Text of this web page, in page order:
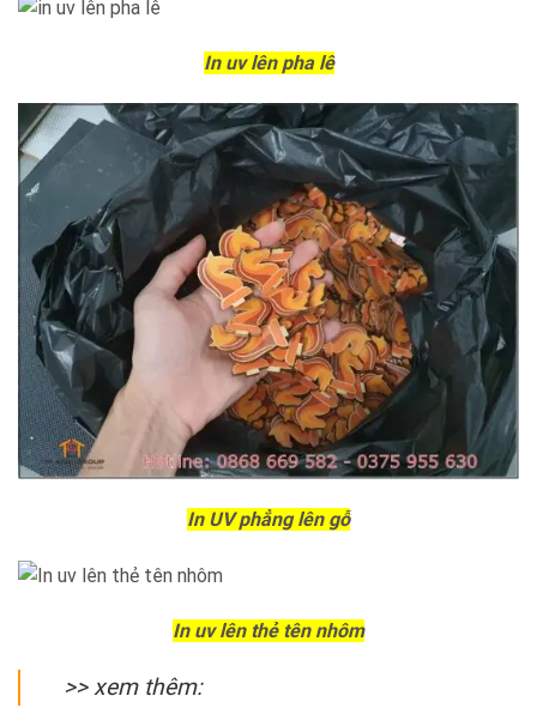
In uv lên pha lê
In UV phẳng lên gỗ
In uv lên thẻ tên nhôm
>> xem thêm: